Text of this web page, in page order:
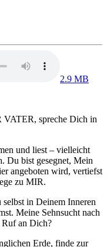
2.9 MB
VATER, spreche Dich in
und liest – vielleicht
Du bist gesegnet, Mein
angeboten wird, vertiefst
zu MIR.
in Deinem Inneren
Meine Sehnsucht nach
an Dich?
Erde, finde zur